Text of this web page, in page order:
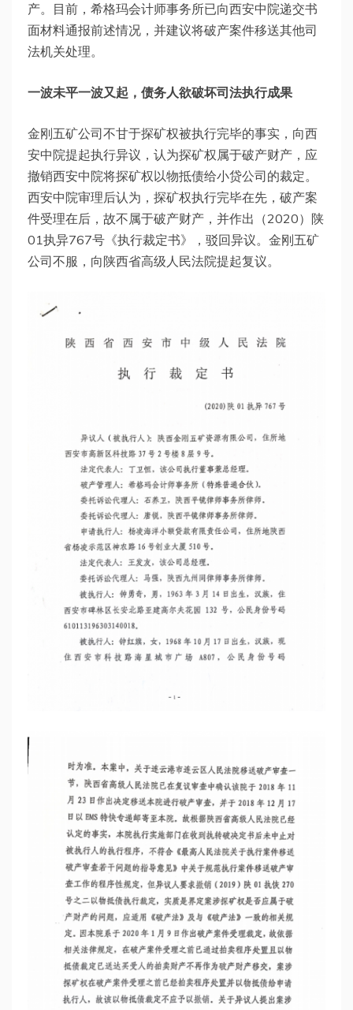
产。目前，希格玛会计师事务所已向西安中院递交书
面材料通报前述情况，并建议将破产案件移送其他司
法机关处理。
一波未平一波又起， 债务人欲破坏司法执行成果
金刚五矿公司不甘于探矿权被执行完毕的事实，向西
安中院提起执行异议，认为探矿权属于破产财产，应
撤销西安中院将探矿权以物抵债给小贷公司的裁定。
西安中院审理后认为，探矿权执行完毕在先，破产案
件受理在后，故不属于破产财产，并作出（2020）陕
01执异767号《执行裁定书》，驳回异议。金刚五矿
公司不服，向陕西省高级人民法院提起复议。